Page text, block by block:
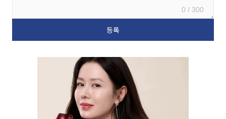
0 / 300